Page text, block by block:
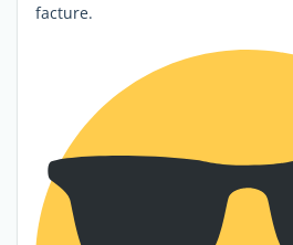
facture.